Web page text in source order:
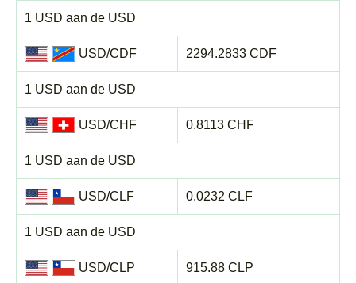
1 USD aan de USD
USD/CDF
1 USD aan de USD
2294.2833 CDF
USD/CHF
1 USD aan de USD
0.8113 CHF
USD/CLF
1 USD aan de USD
0.0232 CLF
USD/CLP 915.88 CLP